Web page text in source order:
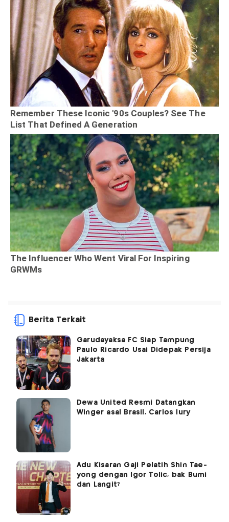
Berita Terkait
Garudayaksa FC Siap Tampung
Paulo Ricardo Usai Didepak Persija
Jakarta
Dewa United Resmi Datangkan
Winger asal Brasil, Carlos Iury
Adu Kisaran Gaji Pelatih Shin Tae-
yong dengan Igor Tolic, bak Bumi
dan Langit?